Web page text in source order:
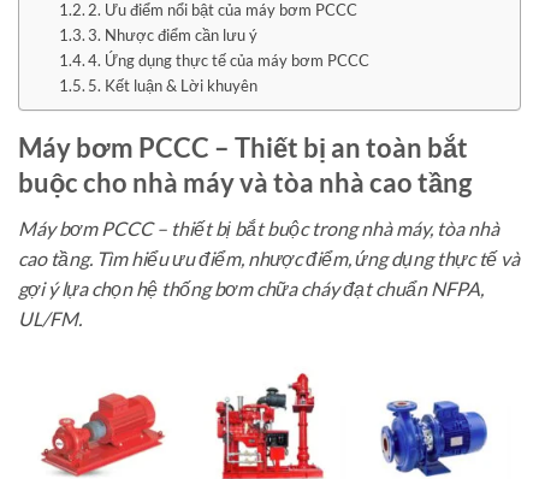
2. Ưu điểm nổi bật của máy bơm PCCC
3. Nhược điểm cần lưu ý
4. Ứng dụng thực tế của máy bơm PCCC
5. Kết luận & Lời khuyên
Máy bơm PCCC – Thiết bị an toàn bắt
buộc cho nhà máy và tòa nhà cao tầng
Máy bơm PCCC – thiết bị bắt buộc trong nhà máy, tòa nhà
cao tầng. Tìm hiểu ưu điểm, nhược điểm, ứng dụng thực tế và
gợi ý lựa chọn hệ thống bơm chữa cháy đạt chuẩn NFPA,
UL/FM.